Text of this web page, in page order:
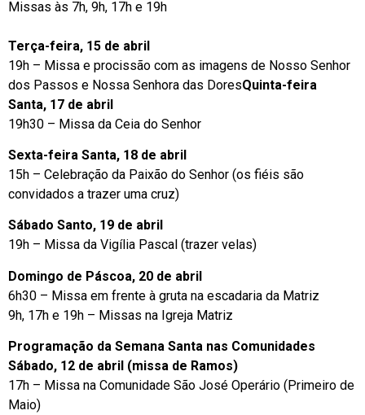
Missas às 7h, 9h, 17h e 19h
Terça-feira, 15 de abril
19h – Missa e procissão com as imagens de Nosso Senhor
dos Passos e Nossa Senhora das DoresQuinta-feira
Santa, 17 de abril
19h30 – Missa da Ceia do Senhor
Sexta-feira Santa, 18 de abril
15h – Celebração da Paixão do Senhor (os fiéis são
convidados a trazer uma cruz)
Sábado Santo, 19 de abril
19h – Missa da Vigília Pascal (trazer velas)
Domingo de Páscoa, 20 de abril
6h30 – Missa em frente à gruta na escadaria da Matriz
9h, 17h e 19h – Missas na Igreja Matriz
Programação da Semana Santa nas Comunidades
Sábado, 12 de abril (missa de Ramos)
17h – Missa na Comunidade São José Operário (Primeiro de
Maio)